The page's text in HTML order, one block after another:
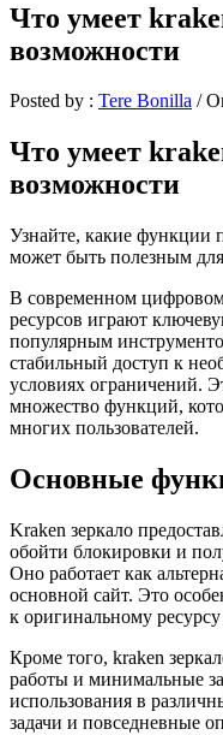
Что умеет
возможности
Posted by : Tere Bonilla /
Что умеет
возможности
Узнайте, какие функции
может быть полезным для
В современном цифровом
ресурсов играют
популярным
стабильный доступ к
условиях ограничений.
множество функций,
многих пользователей.
Основные
Kraken зеркало
обойти блокировки и
Оно работает как
основной сайт. Это
к оригинальному
Кроме того, kraken
работы и минимальные
использования в
задачи и повседневные